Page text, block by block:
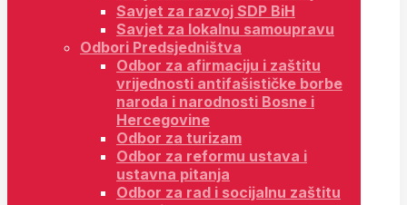
Savjet za razvoj SDP BiH
Savjet za lokalnu samoupravu
Odbori Predsjedništva
Odbor za afirmaciju i zaštitu
vrijednosti antifašističke borbe
naroda i narodnosti Bosne i
Hercegovine
Odbor za turizam
Odbor za reformu ustava i
ustavna pitanja
Odbor za rad i socijalnu zaštitu